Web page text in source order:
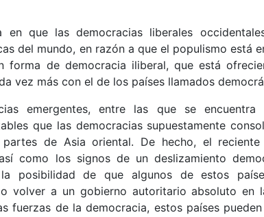
que las democracias liberales
del mundo, en razón a que el populismo está
forma de democracia iliberal, que está
vez más con el de los países llamados
emergentes, entre las que se encuentra
que las democracias supuestamente
de Asia oriental. De hecho, el reciente
como los signos de un deslizamiento
posibilidad de que algunos de estos
volver a un gobierno autoritario absoluto en
fuerzas de la democracia, estos países